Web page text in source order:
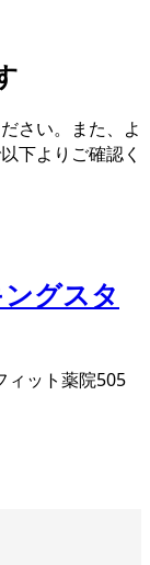
さい。また、よ
下よりご確認く
ット薬院505